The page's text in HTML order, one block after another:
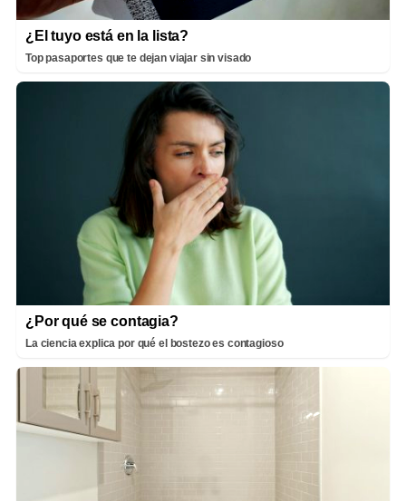
¿El tuyo está en la lista?
Top pasaportes que te dejan viajar sin visado
¿Por qué se contagia?
La ciencia explica por qué el bostezo es contagioso